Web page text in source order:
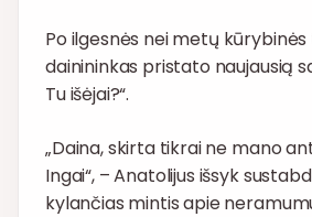
Po ilgesnės nei metų kūrybinės
dainininkas pristato naujausią
Tu išėjai?“.
„Daina, skirta tikrai ne mano
Ingai“, – Anatolijus išsyk
kylančias mintis apie